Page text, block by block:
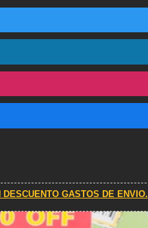
DESCUENTO GASTOS DE ENVIO.